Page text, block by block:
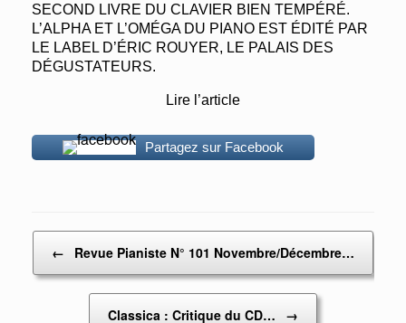
SECOND LIVRE DU CLAVIER BIEN TEMPÉRÉ.
L’ALPHA ET L’OMÉGA DU PIANO EST ÉDITÉ PAR
LE LABEL D’ÉRIC ROUYER, LE PALAIS DES
DÉGUSTATEURS.
Lire l’article
Partagez sur Facebook
← Revue Pianiste N° 101 Novembre/Décembre…
Classica : Critique du CD… →